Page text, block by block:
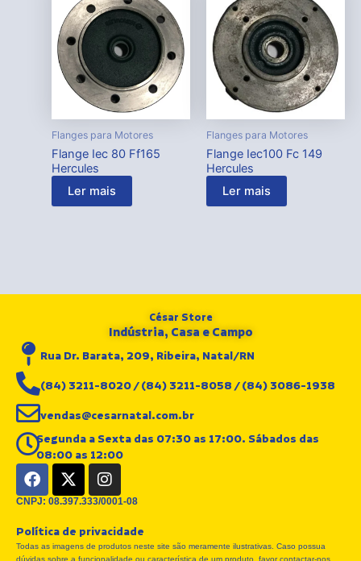
Flanges para Motores
Flange Iec 80 Ff165
Hercules
Ler mais
Flanges para Motores
Flange Iec100 Fc 149
Hercules
Ler mais
César Store
Indústria, Casa e Campo
Rua Dr. Barata, 209, Ribeira, Natal/RN
(84) 3211-8020 / (84) 3211-8058 / (84) 3086-1938
vendas@cesarnatal.com.br
Segunda a Sexta das 07:30 as 17:00. Sábados das
08:00 as 12:00
F
a
c
b
o
X
-
t
i
t
I
n
s
a
g
CNPJ: 08.397.333/0001-08
Política de privacidade
Todas as imagens de produtos neste site são meramente ilustrativas. Caso possua
dúvidas sobre a funcionalidade ou característica de um produto, favor contactar-nos